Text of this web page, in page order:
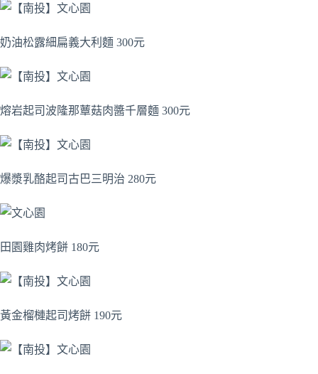
奶油松露細扁義大利麵 300元
熔岩起司波隆那蕈菇肉醬千層麵 300元
爆漿乳酪起司古巴三明治 280元
田園雞肉烤餅 180元
黃金榴槤起司烤餅 190元